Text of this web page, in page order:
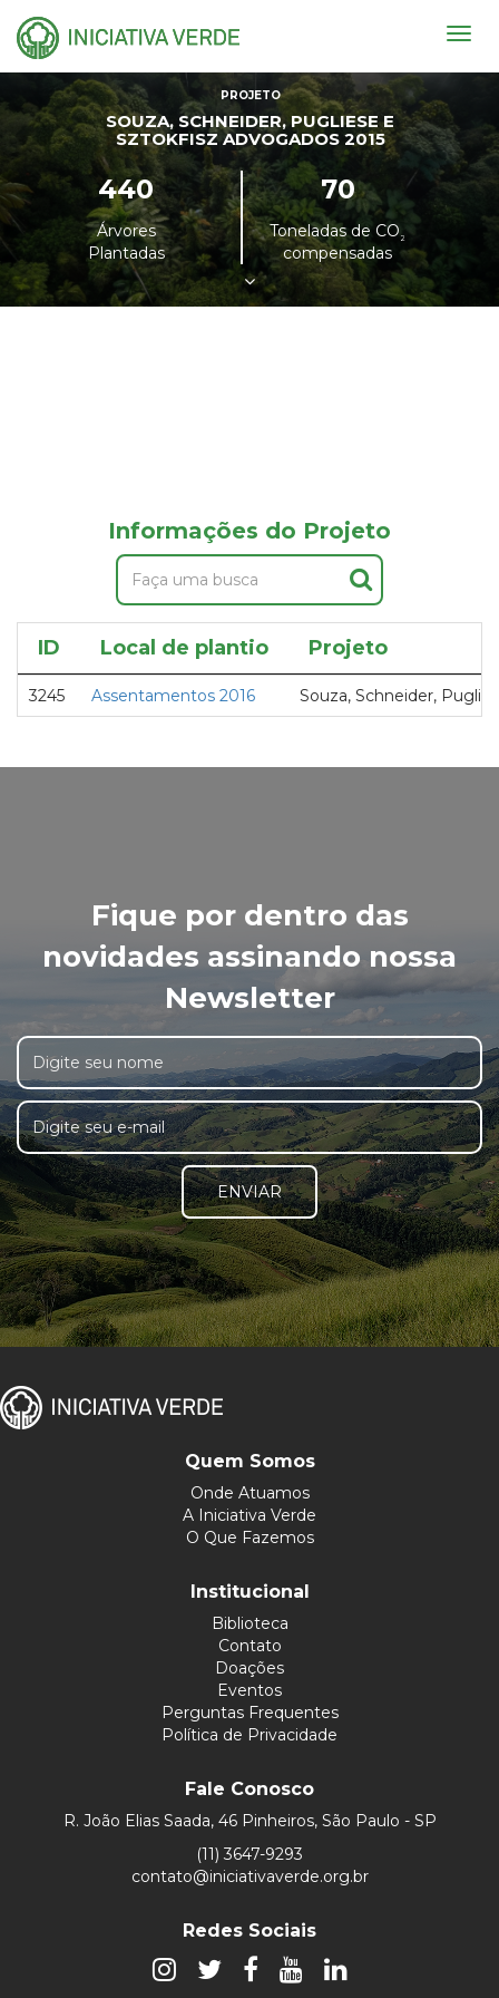
PROJETO
SOUZA, SCHNEIDER, PUGLIESE E
SZTOKFISZ ADVOGADOS 2015
440
Árvores
Plantadas
70
Toneladas de CO²
compensadas
Informações do Projeto
ID Local de plantio Projeto
3245 Assentamentos 2016 Souza, Schneider,
Fique por dentro das
novidades assinando nossa
Newsletter
ENVIAR
Quem Somos
Onde Atuamos
A Iniciativa Verde
O Que Fazemos
Institucional
Biblioteca
Contato
Doações
Eventos
Perguntas Frequentes
Política de Privacidade
Fale Conosco
R. João Elias Saada, 46 Pinheiros, São Paulo - SP
(11) 3647-9293
contato@iniciativaverde.org.br
Redes Sociais